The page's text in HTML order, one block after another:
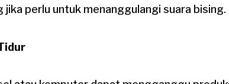
jika perlu untuk menanggulangi suara bising.